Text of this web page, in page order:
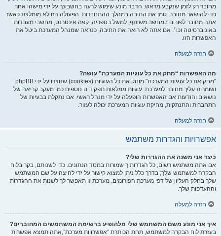
מחובר רק לזמן שנקבע מראש. הדבר מונע שימוש לרעה בחשבונך על ידי מישהו אחר.
כדי להישאר מחובר, סמן את התיבה במהלך ההתחברות. הפעולה הזו לא מומלצת כאשר
אתה מחובר לפורום במחשב משותף, למשל בספריה, קפה אינטרנט, מחשבי מעבדות
באוניברסיטה וכו׳. אם אתה לא רואה את התיבה, כנראה שמנהל המערכת ביטל את
האפשרות הזו.
חזרה למעלה
מה האפשרות “מחק את כל עוגיות המערכת” עושה?
"מחק את כל עוגיות המערכת" מוחק את כל העוגיות (cookies) שנוצרו על ידי phpBB
ושומרות עליך מחובר למערכת. עוגיות ממלאות תפקידים נוספים כמו מעקב קריאה של
נושאים והודעות אם האפשרות הופעלה על ידי מנהל ראשי. אם נתקלת בבעיות של
התחברות והתנתקות, מחיקת עוגיות המערכת יכולה לעזור.
חזרה למעלה
אפשרויות והגדרות משתמש
כיצד אני משנה את ההגדרות שלי?
אם אתה משתמש רשום, כל הגדרותיך שמורות במסד הנתונים. כדי לשנותם, בקר בלוח
הבקרה למשתמש שלך; בדרך כלל ניתן למצוא קישור על ידי לחיצה על שם המשתמש
שלך בחלק העליון של דפי מערכת הפורומים. מערכת זו תאפשר לך לשנות את ההגדרות
וההעדפות שלך.
חזרה למעלה
איך אני מונע משם המשתמש שלי מלהופיע ברשימת המשתמשים המחוברים?
בעזרת לוח הבקרה למשתמש, תחת הכותרת “אפשרויות מערכת”,אתה תמצא אפשרות